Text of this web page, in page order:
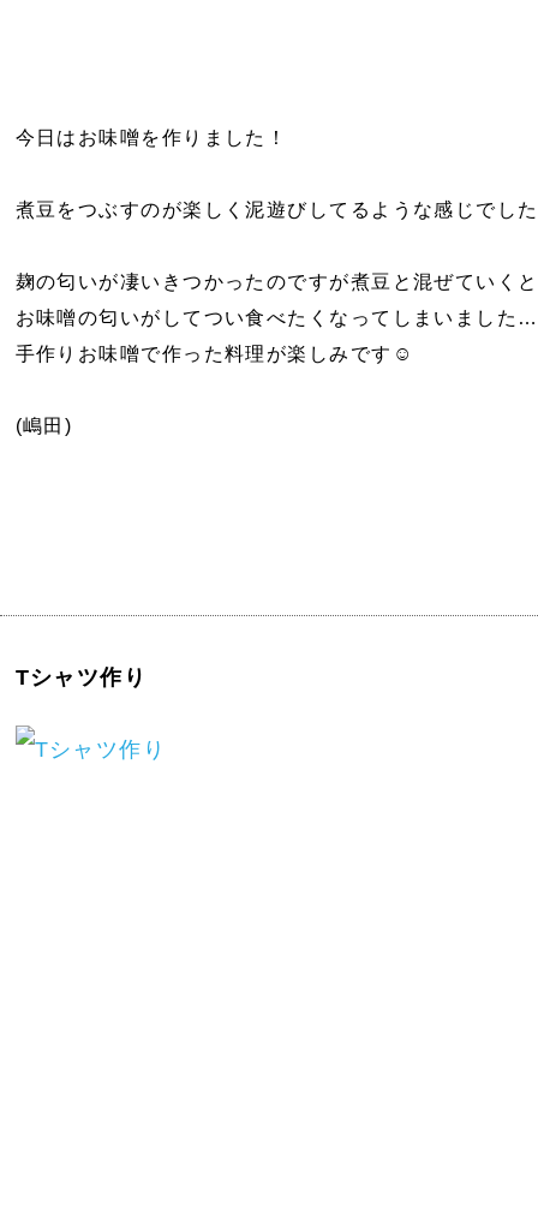
今日はお味噌を作りました！
煮豆をつぶすのが楽しく泥遊びしてるような感じでし
麹の匂いが凄いきつかったのですが煮豆と混ぜていくと
お味噌の匂いがしてつい食べたくなってしまいまし
手作りお味噌で作った料理が楽しみです☺️
(嶋田)
Tシャツ作り